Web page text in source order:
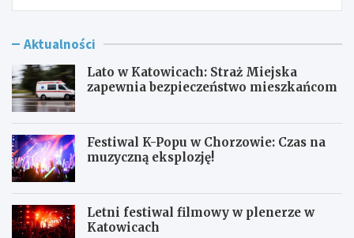
Aktualności
Lato w Katowicach: Straż Miejska
zapewnia bezpieczeństwo mieszkańcom
Festiwal K-Popu w Chorzowie: Czas na
muzyczną eksplozję!
Letni festiwal filmowy w plenerze w
Katowicach